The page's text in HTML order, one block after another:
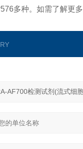
多种。如需了解更